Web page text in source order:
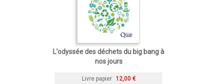
L'odyssée des déchets du big bang à
nos jours
Livre papier 12,00 €